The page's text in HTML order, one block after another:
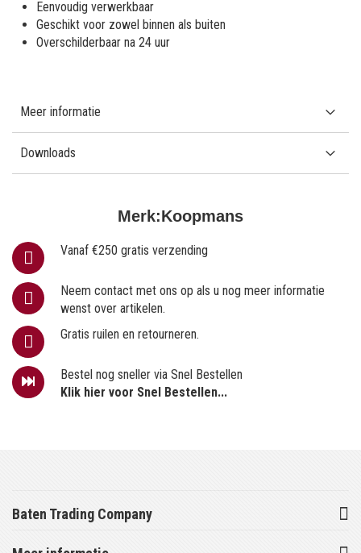
Merk:Koopmans
Vanaf €250 gratis verzending
Neem contact met ons op als u nog meer informatie
wenst over artikelen.
Gratis ruilen en retourneren.
Bestel nog sneller via Snel Bestellen
Klik hier voor Snel Bestellen...
Eenvoudig verwerkbaar
Geschikt voor zowel binnen als buiten
Overschilderbaar na 24 uur
Meer informatie
Downloads
Baten Trading Company